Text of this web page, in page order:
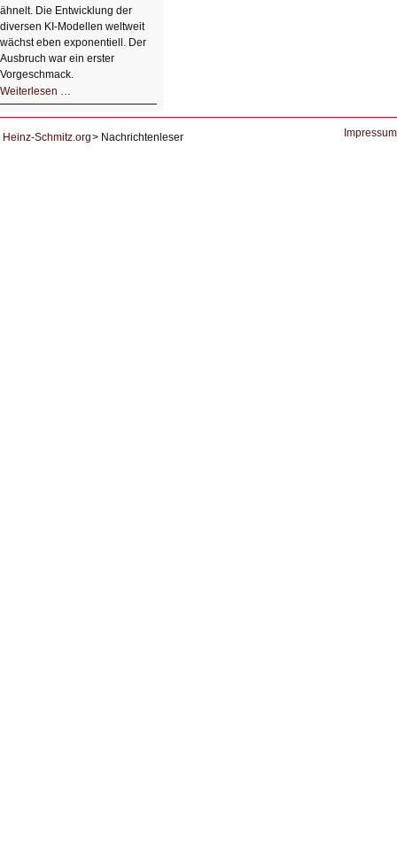
ähnelt. Die Entwicklung der
diversen KI-Modellen weltweit
wächst eben exponentiell. Der
Ausbruch war ein erster
Vorgeschmack.
Weiterlesen …
Der
KI
Heinz-Schmitz.org Nachrichtenleser Impressum